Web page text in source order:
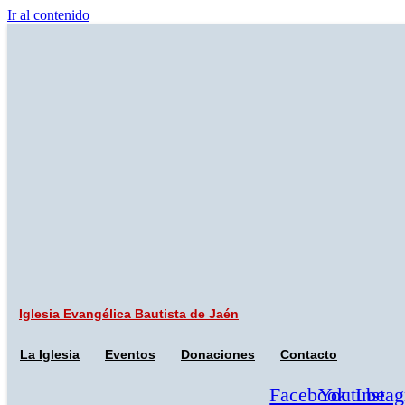
Ir al contenido
Iglesia Evangélica Bautista de Jaén
La Iglesia Eventos Donaciones Contacto
FacebookYoutube